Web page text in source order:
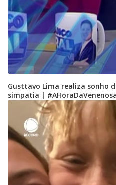
Gusttavo Lima realiza sonho
simpatia |